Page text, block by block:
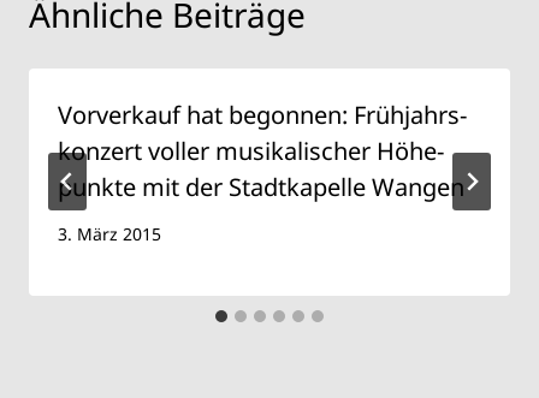
Ähnliche Beiträge
Vor­ver­kauf hat begon­nen: Früh­jahrs­
kon­zert vol­ler musi­ka­li­scher Höhe­
punk­te mit der Stadt­ka­pel­le Wan­gen
3. März 2015